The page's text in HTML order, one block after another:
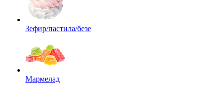
Зефир/пастила/безе
Мармелад